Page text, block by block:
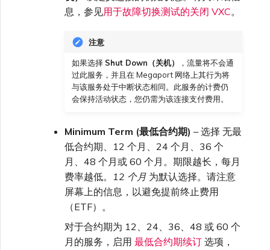
息，参见用于故障切换测试的关闭 VXC。
注意
如果选择 Shut Down（关机）
，流量将不会通
过此服务，并且在 Megaport 网络上其行为将
与该服务处于中断状态相同。此服务的计费仍
会保持活动状态，您仍需为该连接支付费用。
Minimum Term (最低合约期) – 选择 无最
低合约期、12 个月、24 个月、36 个
月、48 个月或 60 个月。期限越长，每月
费率越低。 12 个月 为默认选择。请注意
屏幕上的信息，以避免提前终止费用
（ETF）。
对于合约期为 12、24、36、48 或 60 个
月的服务，启用 最低合约期续订 选项，